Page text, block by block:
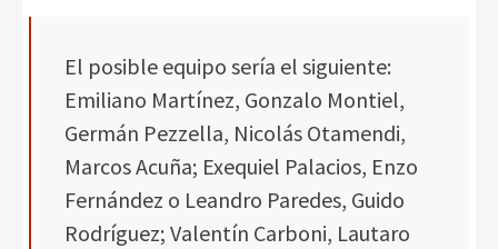
El posible equipo sería el siguiente:
Emiliano Martínez, Gonzalo Montiel,
Germán Pezzella, Nicolás Otamendi,
Marcos Acuña; Exequiel Palacios, Enzo
Fernández o Leandro Paredes, Guido
Rodríguez; Valentín Carboni, Lautaro